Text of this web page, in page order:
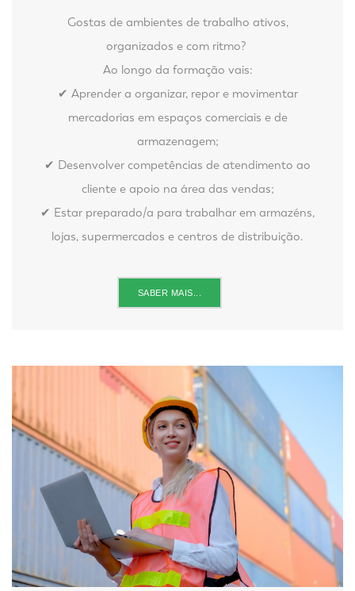
Gostas de ambientes de trabalho ativos,
organizados e com ritmo?
Ao longo da formação vais:
✔ Aprender a organizar, repor e movimentar
mercadorias em espaços comerciais e de
armazenagem;
✔ Desenvolver competências de atendimento ao
cliente e apoio na área das vendas;
✔ Estar preparado/a para trabalhar em armazéns,
lojas, supermercados e centros de distribuição.
SABER MAIS...